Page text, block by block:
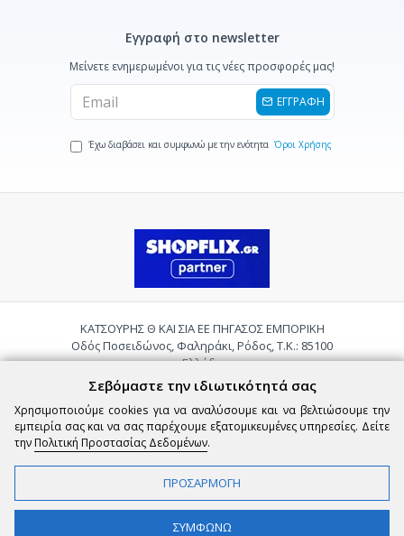
Εγγραφή στο newsletter
Μείνετε ενημερωμένοι για τις νέες προσφορές μας!
ΕΓΓΡΑΦΗ
Έχω διαβάσει και συμφωνώ με την ενότητα Όροι Χρήσης
ΚΑΤΣΟΥΡΗΣ Θ ΚΑΙ ΣΙΑ ΕΕ ΠΗΓΑΣΟΣ ΕΜΠΟΡΙΚΗ
Οδός Ποσειδώνος, Φαληράκι, Ρόδος, Τ.Κ.: 85100
Ελλάδα
Τηλ.:2241085059
Email:
pigasosemporiki@gmail.com
Σεβόμαστε την ιδιωτικότητά σας
Χρησιμοποιούμε cookies για να αναλύσουμε και να βελτιώσουμε την
εμπειρία σας και να σας παρέχουμε εξατομικευμένες υπηρεσίες. Δείτε
την Πολιτική Προστασίας Δεδομένων.
ΠΡΟΣΑΡΜΟΓΗ
ΣΥΜΦΩΝΩ